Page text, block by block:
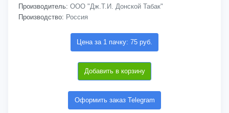
Производитель: ООО "Дж.Т.И. Донской Табак"
Производство: Россия
Цена за 1 пачку: 75 руб.
Добавить в корзину
Оформить заказ Telegram